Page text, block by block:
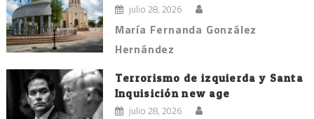
julio 28, 2026
María Fernanda González
Hernández
Terrorismo de izquierda y Santa
Inquisición new age
julio 28, 2026